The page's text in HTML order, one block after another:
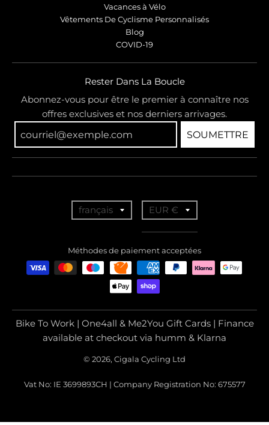
Vacances à Vélo
Vêtements De Cyclisme Personnalisés
Blog
COVID-19
Rester Dans La Boucle
Abonnez-vous pour être le premier à connaître nos
offres exclusives et nos derniers arrivages.
SOUMETTRE
a
n
a
t
n
français
n
s
l
a
t
i
n
EUR €
Méthodes de paiement acceptées
Bike To Work | One4all & Me2You Gift Cards | Finance
available at checkout via humm & Klarna
© 2026, Cigala Cycling Ltd
Vat No: IE 3699893CH | Company Registration No: 675577